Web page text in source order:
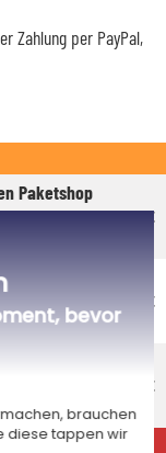
Zahlung per PayPal,
Paketshop
4,95 €
4,95 €
8,95 €
bevor
brauchen
diese tappen wir